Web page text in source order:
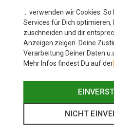
… verwenden wir Cookies.
Services für Dich optimieren,
zuschneiden und dir
Anzeigen zeigen. Deine
Verarbeitung Deiner Daten
Mehr Infos findest Du auf der
NICHT